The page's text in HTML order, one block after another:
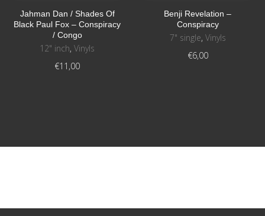
Jahman Dan / Shades Of
Black Paul Fox ‎– Conspiracy
/ Congo
12" inch,Vinyls
€11,00
Benji Revelation –
Conspiracy
7" single, Vinyls
€6,00